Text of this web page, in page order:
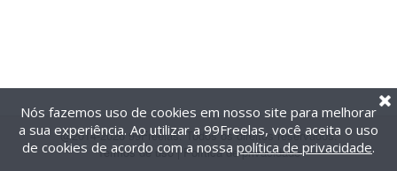
@2014-2026 99Freelas. Todos os direitos reservados.
Termos de uso| Política de privacidade
Nós fazemos uso de cookies em nosso site para melhorar
a sua experiência. Ao utilizar a 99Freelas, você aceita o uso
de cookies de acordo com a nossa política de privacidade.